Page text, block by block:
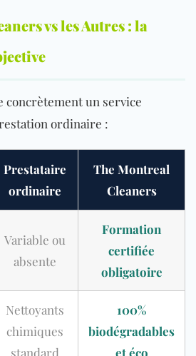
vs les Autres : la
concrètement un service
ordinaire :
Prestataire
ordinaire
The Montreal
Cleaners
Variable ou
absente
Formation
certifiée
obligatoire
Nettoyants
chimiques
standard
100%
biodégradables
et éco